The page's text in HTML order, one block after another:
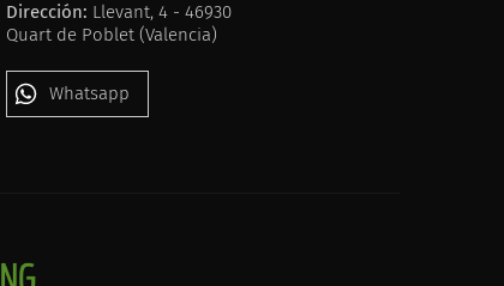
Dirección: Llevant, 4 - 46930
Quart de Poblet (Valencia)
Whatsapp